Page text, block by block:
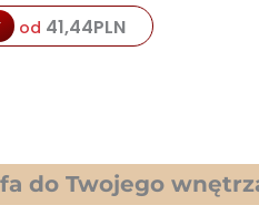
od 41,44PLN
do Twojego